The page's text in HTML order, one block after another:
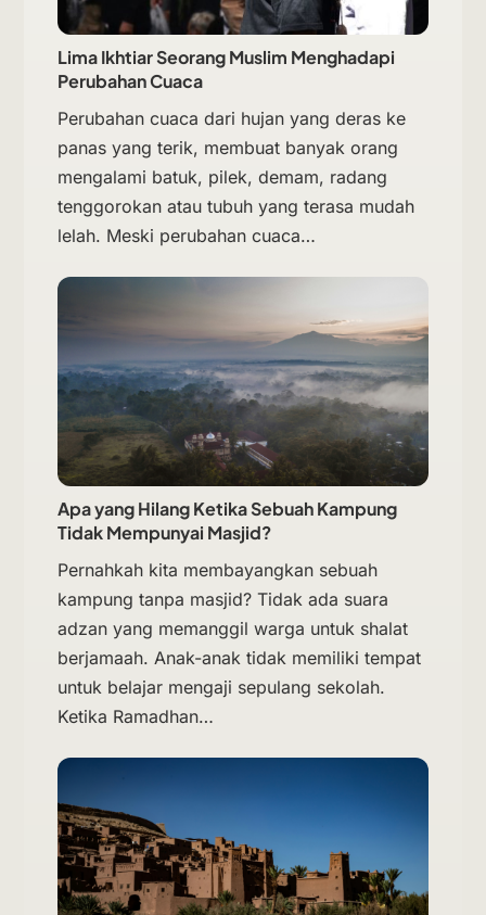
Lima Ikhtiar Seorang Muslim Menghadapi
Perubahan Cuaca
Perubahan cuaca dari hujan yang deras ke
panas yang terik, membuat banyak orang
mengalami batuk, pilek, demam, radang
tenggorokan atau tubuh yang terasa mudah
lelah. Meski perubahan cuaca…
Apa yang Hilang Ketika Sebuah Kampung
Tidak Mempunyai Masjid?
Pernahkah kita membayangkan sebuah
kampung tanpa masjid? Tidak ada suara
adzan yang memanggil warga untuk shalat
berjamaah. Anak-anak tidak memiliki tempat
untuk belajar mengaji sepulang sekolah.
Ketika Ramadhan…